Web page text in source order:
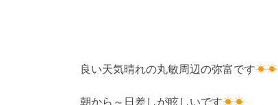
良い天気晴れの丸敏周辺の弥富です☀☀
朝から～日差しが眩しいです☀☀